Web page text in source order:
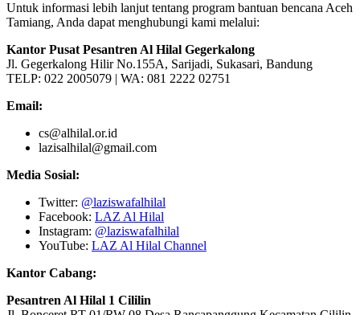
Untuk informasi lebih lanjut tentang program bantuan bencana Aceh
Tamiang, Anda dapat menghubungi kami melalui:
Kantor Pusat Pesantren Al Hilal Gegerkalong
Jl. Gegerkalong Hilir No.155A, Sarijadi, Sukasari, Bandung
TELP: 022 2005079 | WA: 081 2222 02751
Email:
cs@alhilal.or.id
lazisalhilal@gmail.com
Media Sosial:
Twitter: @laziswafalhilal
Facebook: LAZ Al Hilal
Instagram: @laziswafalhilal
YouTube: LAZ Al Hilal Channel
Kantor Cabang:
Pesantren Al Hilal 1 Cililin